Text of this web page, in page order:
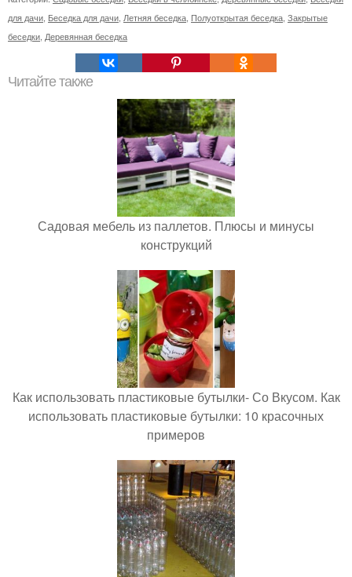
для дачи, Беседка для дачи, Летняя беседка, Полуоткрытая беседка, Закрытые
беседки, Деревянная беседка
Читайте также
Садовая мебель из паллетов. Плюсы и минусы
конструкций
Как использовать пластиковые бутылки- Со Вкусом. Как
использовать пластиковые бутылки: 10 красочных
примеров